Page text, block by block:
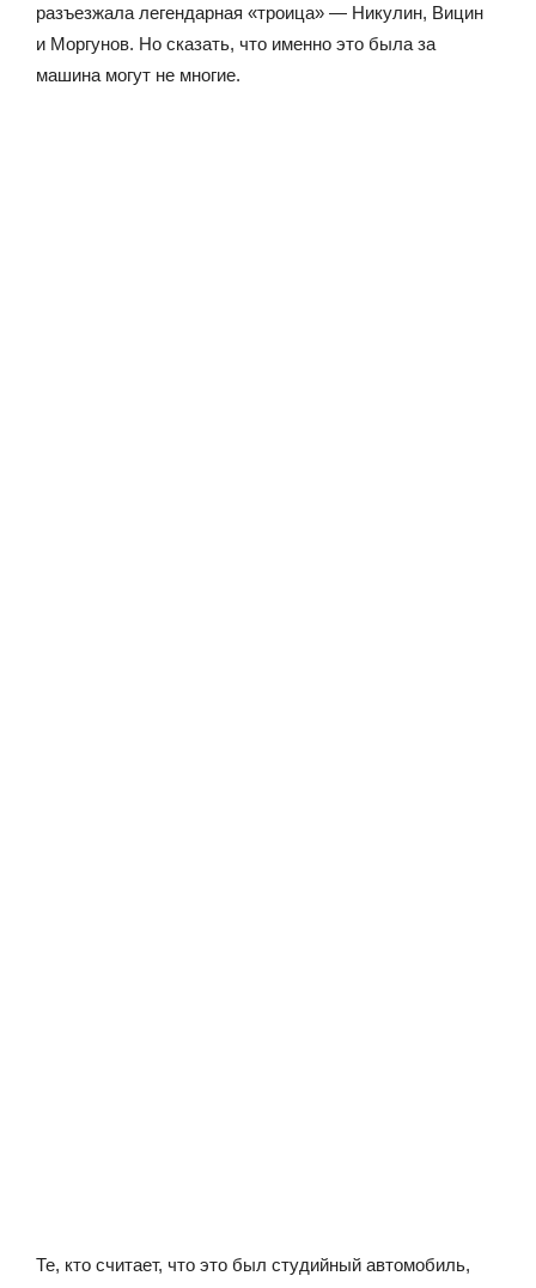
разъезжала легендарная «троица» — Никулин, Вицин
и Моргунов. Но сказать, что именно это была за
машина могут не многие.
Те, кто считает, что это был студийный автомобиль,